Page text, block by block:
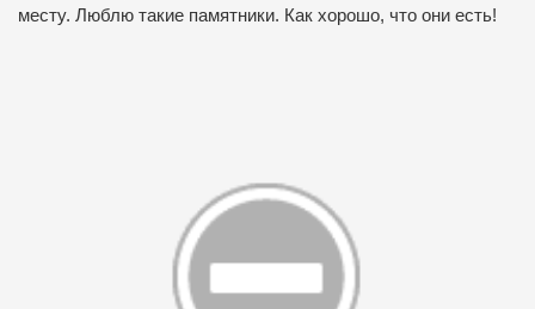
месту. Люблю такие памятники. Как хорошо, что они есть!